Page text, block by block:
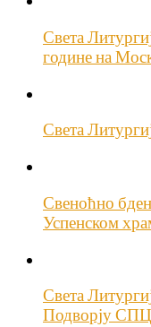
Света
године на
Света
Свеноћно
Успенском
Света
Подворју